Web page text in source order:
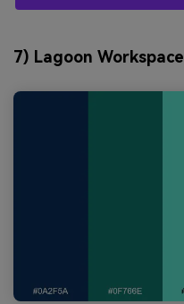
7) Lagoon Workspace